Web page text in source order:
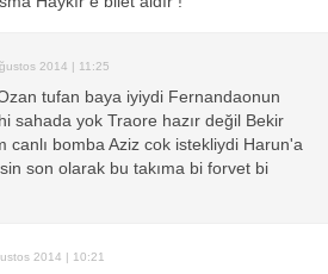
2014 | 11:25
tufan baya iyiydi Fernandaonun
sahada yok Traore hazır değil Bekir
canlı bomba Aziz cok istekliydi Harun'a
son olarak bu takıma bi forvet bi
2014 | 10:21